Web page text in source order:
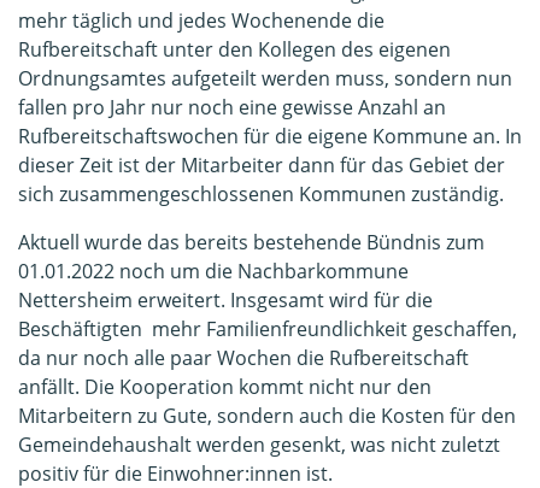
mehr täglich und jedes Wochenende die
Rufbereitschaft unter den Kollegen des eigenen
Ordnungsamtes aufgeteilt werden muss, sondern nun
fallen pro Jahr nur noch eine gewisse Anzahl an
Rufbereitschaftswochen für die eigene Kommune an. In
dieser Zeit ist der Mitarbeiter dann für das Gebiet der
sich zusammengeschlossenen Kommunen zuständig.
Aktuell wurde das bereits bestehende Bündnis zum
01.01.2022 noch um die Nachbarkommune
Nettersheim erweitert. Insgesamt wird für die
Beschäftigten mehr Familienfreundlichkeit geschaffen,
da nur noch alle paar Wochen die Rufbereitschaft
anfällt. Die Kooperation kommt nicht nur den
Mitarbeitern zu Gute, sondern auch die Kosten für den
Gemeindehaushalt werden gesenkt, was nicht zuletzt
positiv für die Einwohner:innen ist.